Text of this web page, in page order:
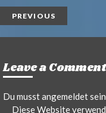
t
l
PREVIOUS
Leave a Comment
Du musstangemeldet
Diese Website